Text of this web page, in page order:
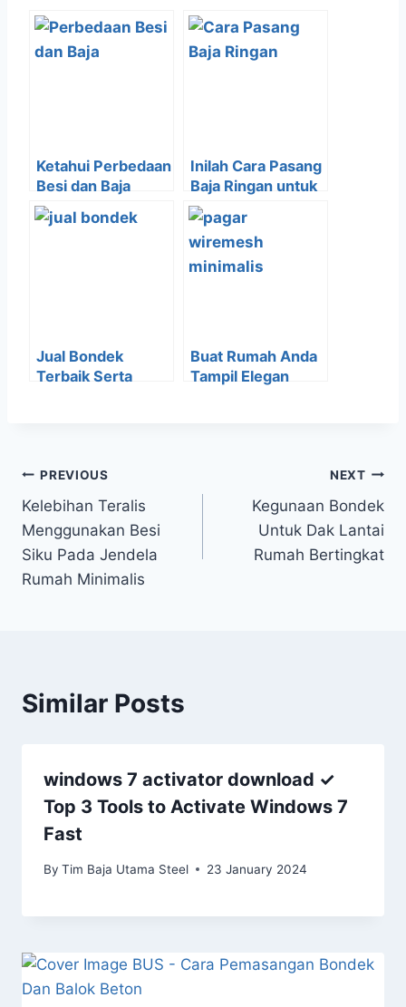
Ketahui Perbedaan
Besi dan Baja
Untuk Bahan
Konstruksi
Inilah Cara Pasang
Baja Ringan untuk
Atap Bangunan
Jual Bondek
Terbaik Serta
Buat Rumah Anda
Tampil Elegan
PREVIOUS
Kelebihan Teralis
Menggunakan Besi
Siku Pada Jendela
Rumah Minimalis
NEXT
Kegunaan Bondek
Untuk Dak Lantai
Rumah Bertingkat
Similar Posts
windows 7 activator download ✓
Top 3 Tools to Activate Windows 7
Fast
By Tim Baja Utama Steel 23 January 2024